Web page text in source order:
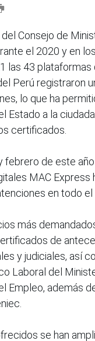
Consejo de
el 2020 y en
las 43 plataformas
Perú registraron
lo que ha
Estado a la
certificados.
febrero de este
MAC Express
en todo el
más
de
y judiciales, así
Laboral del
Empleo, además
se han